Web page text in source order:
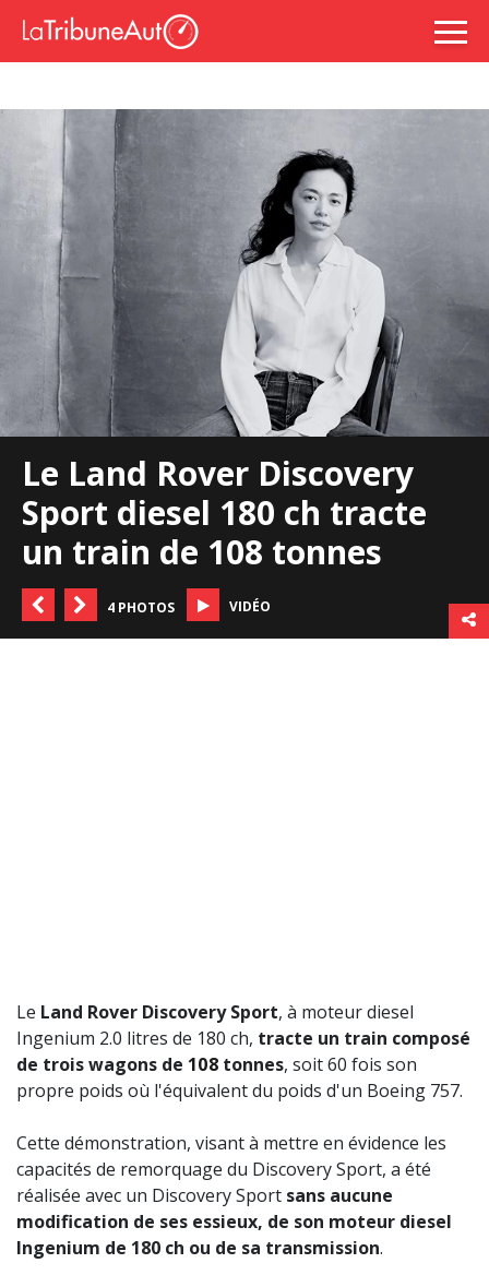
Le Land Rover Discovery
Sport diesel 180 ch tracte
un train de 108 tonnes
4 PHOTOS VIDÉO
Le Land Rover Discovery Sport, à moteur diesel
Ingenium 2.0 litres de 180 ch, tracte un train composé
de trois wagons de 108 tonnes, soit 60 fois son
propre poids où l'équivalent du poids d'un Boeing 757.
Cette démonstration, visant à mettre en évidence les
capacités de remorquage du Discovery Sport, a été
réalisée avec un Discovery Sport sans aucune
modification de ses essieux, de son moteur diesel
Ingenium de 180 ch ou de sa transmission.